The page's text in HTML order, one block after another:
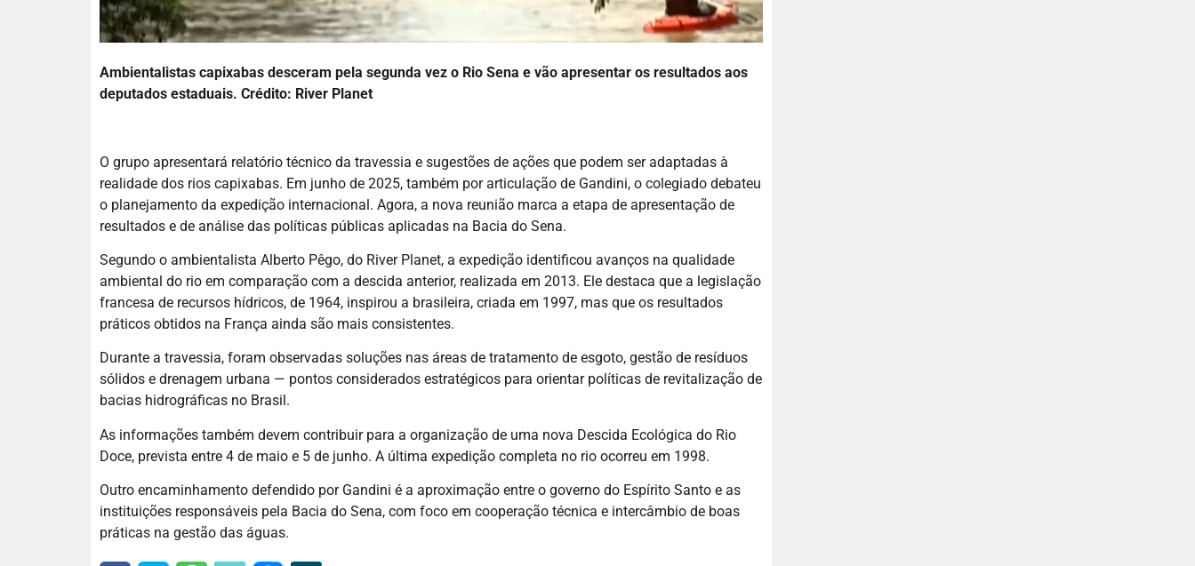
Ambientalistas capixabas desceram pela segunda vez o Rio Sena e vão apresentar os resultados aos
deputados estaduais. Crédito: River Planet
O grupo apresentará relatório técnico da travessia e sugestões de ações que podem ser adaptadas à
realidade dos rios capixabas. Em junho de 2025, também por articulação de Gandini, o colegiado debateu
o planejamento da expedição internacional. Agora, a nova reunião marca a etapa de apresentação de
resultados e de análise das políticas públicas aplicadas na Bacia do Sena.
Segundo o ambientalista Alberto Pêgo, do River Planet, a expedição identificou avanços na qualidade
ambiental do rio em comparação com a descida anterior, realizada em 2013. Ele destaca que a legislação
francesa de recursos hídricos, de 1964, inspirou a brasileira, criada em 1997, mas que os resultados
práticos obtidos na França ainda são mais consistentes.
Durante a travessia, foram observadas soluções nas áreas de tratamento de esgoto, gestão de resíduos
sólidos e drenagem urbana — pontos considerados estratégicos para orientar políticas de revitalização de
bacias hidrográficas no Brasil.
As informações também devem contribuir para a organização de uma nova Descida Ecológica do Rio
Doce, prevista entre 4 de maio e 5 de junho. A última expedição completa no rio ocorreu em 1998.
Outro encaminhamento defendido por Gandini é a aproximação entre o governo do Espírito Santo e as
instituições responsáveis pela Bacia do Sena, com foco em cooperação técnica e intercâmbio de boas
práticas na gestão das águas.